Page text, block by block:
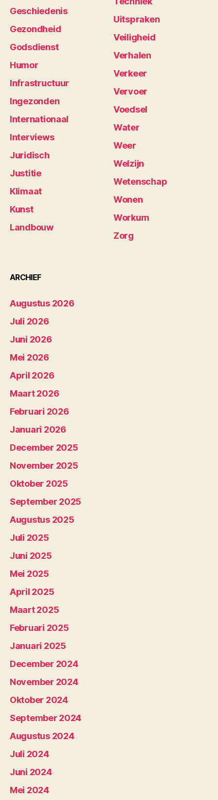
Geschiedenis
Gezondheid
Godsdienst
Humor
Infrastructuur
Ingezonden
Internationaal
Interviews
Juridisch
Justitie
Klimaat
Kunst
Landbouw
Uitspraken
Veiligheid
Verhalen
Verkeer
Vervoer
Voedsel
Water
Weer
Welzijn
Wetenschap
Wonen
Workum
Zorg
ARCHIEF
Augustus 2026
Juli 2026
Juni 2026
Mei 2026
April 2026
Maart 2026
Februari 2026
Januari 2026
December 2025
November 2025
Oktober 2025
September 2025
Augustus 2025
Juli 2025
Juni 2025
Mei 2025
April 2025
Maart 2025
Februari 2025
Januari 2025
December 2024
November 2024
Oktober 2024
September 2024
Augustus 2024
Juli 2024
Juni 2024
Mei 2024